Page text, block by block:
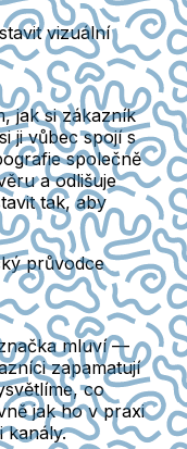
vizuální
jak si zákazník
ji vůbec spojí s
společně
a odlišuje
tak, aby
průvodce
mluví —
zapamatují
co
jak ho v praxi
kanály.